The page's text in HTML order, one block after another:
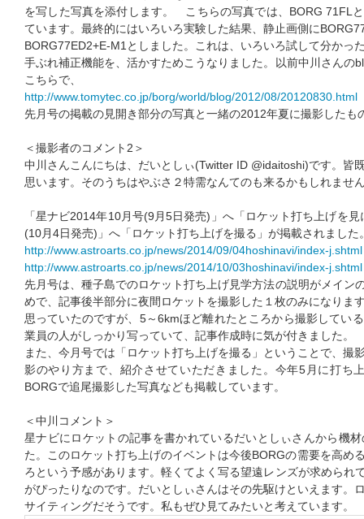
を写した写真を添付します。 こちらの写真では、BORG 71FL
ています。最終的にはいろいろ実験した結果、静止画側に
BORG77ED2+E-M1としました。これは、いろいろ試して分かっ
手ぶれ補正機能を、活かすためこうなりました。以前中川さんの
こちらで、
http://www.tomytec.co.jp/borg/world/blog/2012/08/20120830.html
先月号の掲載の見開き部分の写真と一緒の2012年夏に撮影したも
＜撮影者のコメント2＞
中川さんこんにちは、だいとしぃ(Twitter ID @idaitoshi)です。皆
思います。そのうちはやぶさ２特需なんてのも来るかもしれませ
「星ナビ2014年10月号(9月5日発売)」へ「ロケット打ち上げを
(10月4日発売)」へ「ロケット打ち上げを撮る」が掲載されました
http://www.astroarts.co.jp/news/2014/09/04hoshinavi/index-j.shtml
http://www.astroarts.co.jp/news/2014/10/03hoshinavi/index-j.shtml
先月号は、種子島でのロケット打ち上げ見学方法の説明がメイン
めで、記事後半部分に夜間ロケットを撮影した１枚のみになりま
思っていたのですが、5～6kmほど離れたところから撮影してい
業員の人がしっかり写っていて、記事作成時に気が付きました。
また、今月号では「ロケット打ち上げを撮る」ということで、撮
影のやり方まで、紹介させていただきました。今年5月に打ち
BORGで追尾撮影した写真なども掲載しています。
＜中川コメント＞
星ナビにロケットの記事を書かれているだいとしぃさんから機
た。このロケット打ち上げのイベントは今後BORGの需要を高め
ろという予感があります。軽くてよく写る望遠レンズが求められ
がぴったりなのです。だいとしぃさんはその先駆けといえます。
サイティングだそうです。私もぜひ見てみたいと考えています。